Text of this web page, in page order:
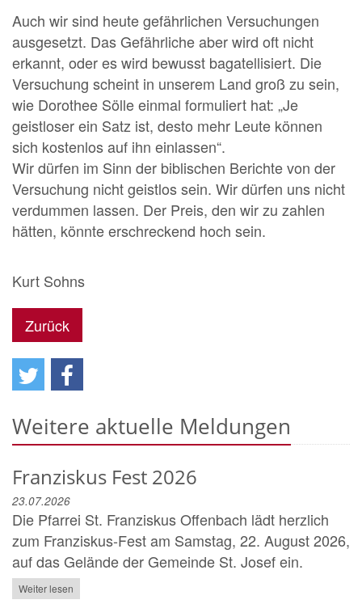
Auch wir sind heute gefährlichen Versuchungen
ausgesetzt. Das Gefährliche aber wird oft nicht
erkannt, oder es wird bewusst bagatellisiert. Die
Versuchung scheint in unserem Land groß zu sein,
wie Dorothee Sölle einmal formuliert hat: „Je
geistloser ein Satz ist, desto mehr Leute können
sich kostenlos auf ihn einlassen“.
Wir dürfen im Sinn der biblischen Berichte von der
Versuchung nicht geistlos sein. Wir dürfen uns nicht
verdummen lassen. Der Preis, den wir zu zahlen
hätten, könnte erschreckend hoch sein.
Kurt Sohns
Zurück
Weitere aktuelle Meldungen
Franziskus Fest 2026
23.07.2026
Die Pfarrei St. Franziskus Offenbach lädt herzlich
zum Franziskus-Fest am Samstag, 22. August 2026,
auf das Gelände der Gemeinde St. Josef ein.
Weiter lesen